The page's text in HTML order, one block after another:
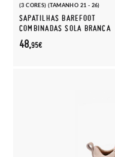
(3 CORES) (TAMANHO 21 - 26)
SAPATILHAS BAREFOOT
COMBINADAS SOLA BRANCA
48,95€